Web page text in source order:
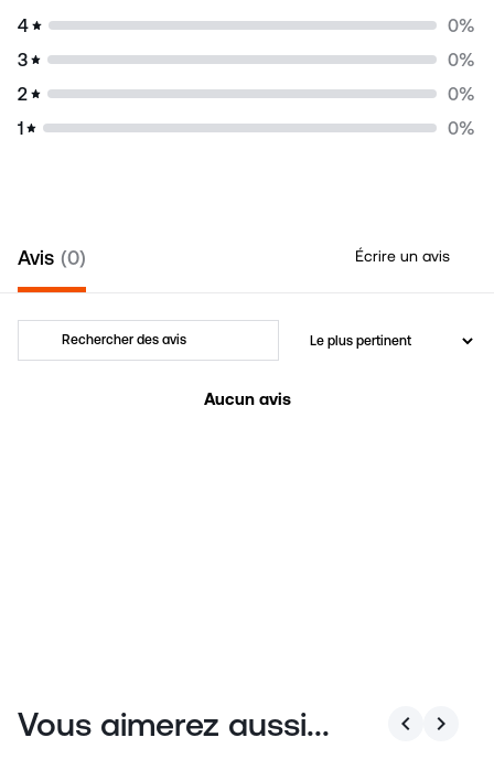
4
0%
3
0%
2
0%
1
0%
Écrire un avis
Avis 0
Aucun avis
Vous aimerez aussi... chevron_left chevron_right